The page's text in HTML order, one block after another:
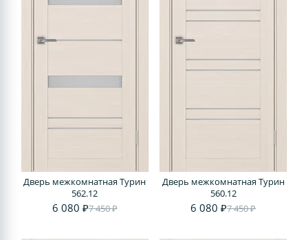
Дверь межкомнатная Турин
562.12
6 080 ₽7 450 ₽
Дверь межкомнатная Турин
560.12
6 080 ₽7 450 ₽